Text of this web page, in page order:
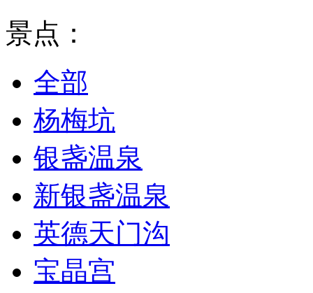
景点：
全部
杨梅坑
银盏温泉
新银盏温泉
英德天门沟
宝晶宫